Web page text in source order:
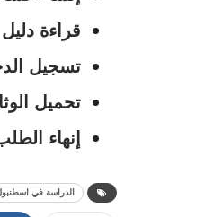
قراءة
تسجيل
تحميل
إنهاء
الدراسة في